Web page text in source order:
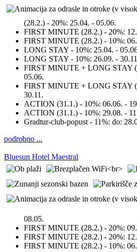
(28.2.) - 20%: 25.04. - 05.06.
FIRST MINUTE (28.2.) - 20%:
FIRST MINUTE (28.2.) - 10%:
LONG STAY - 10%: 25.04. -
LONG STAY - 10%: 26.09. -
FIRST MINUTE + LONG STAY
05.06.
FIRST MINUTE + LONG STAY
30.11.
ACTION (31.1.) - 10%: 06.06. -
ACTION (31.1.) - 10%: 29.08. -
Gradtur-club-popust - 11%: do:
podrobno ...
Bluesun Hotel Maestral
08.05.
FIRST MINUTE (28.2.) - 20%:
FIRST MINUTE (28.2.) - 20%:
FIRST MINUTE (28.2.) - 10%: